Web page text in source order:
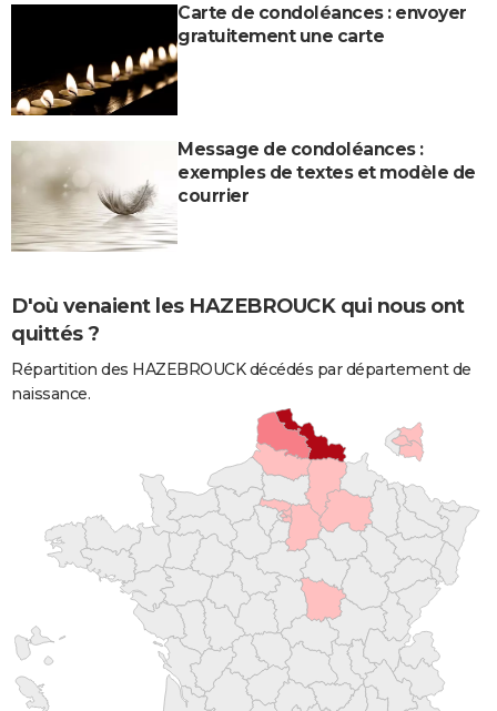
Carte de condoléances : envoyer
gratuitement une carte
Message de condoléances :
exemples de textes et modèle de
courrier
D'où venaient les HAZEBROUCK qui nous ont
quittés ?
Répartition des HAZEBROUCK décédés par département de
naissance.